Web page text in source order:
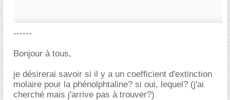
------
Bonjour à tous,
je désirerai savoir si il y a un coefficient d'extinction
molaire pour la phénolphtaline? si oui, lequel? (j'ai
cherché mais j'arrive pas à trouver?)